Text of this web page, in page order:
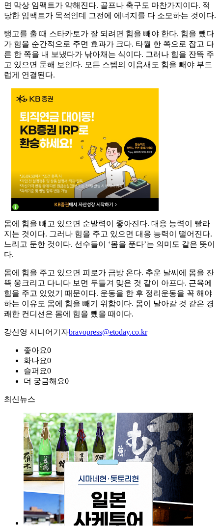
면 막상 임팩트가 약해진다. 골프나 축구도 마찬가지이다. 적
당한 임팩트가 목적인데 그전에 에너지를 다 소모하는 것이다.
탱고를 출 때 스타카토가 잘 되려면 힘을 빼야 한다. 힘을 뺐다
가 힘을 순간적으로 주면 효과가 크다. 타월 한 쪽으로 잡고 다
른 한 쪽을 내 보냈다가 낚아채는 식이다. 그러나 힘을 잔뜩 주
고 있으면 둔해 보인다. 모든 스텝의 이음새도 힘을 빼야 부드
럽게 연결된다.
몸에 힘을 빼고 있으면 순발력이 좋아진다. 대응 능력이 빨라
지는 것이다. 그러나 힘을 주고 있으면 대응 능력이 떨어진다.
느리고 둔한 것이다. 선수들이 ‘몸을 푼다’는 의미도 같은 뜻이
다.
몸에 힘을 주고 있으면 피로가 금방 온다. 추운 날씨에 몸을 잔
뜩 웅크리고 다니다 보면 두들겨 맞은 것 같이 아프다. 근육에
힘을 주고 있었기 때문이다. 운동을 한 후 정리운동을 꼭 해야
하는 이유도 몸에 힘을 빼기 위함이다. 몸이 날아갈 것 같은 경
쾌한 컨디션은 몸에 힘을 뺐을 때이다.
강신영 시니어기자bravopress@etoday.co.kr
좋아요0
화나요0
슬퍼요0
더 궁금해요0
최신뉴스